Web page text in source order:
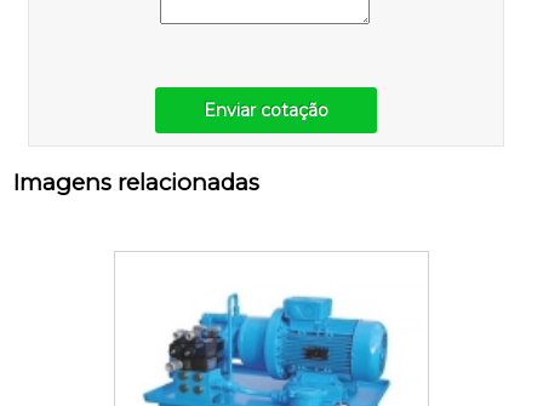
Enviar cotação
Imagens relacionadas